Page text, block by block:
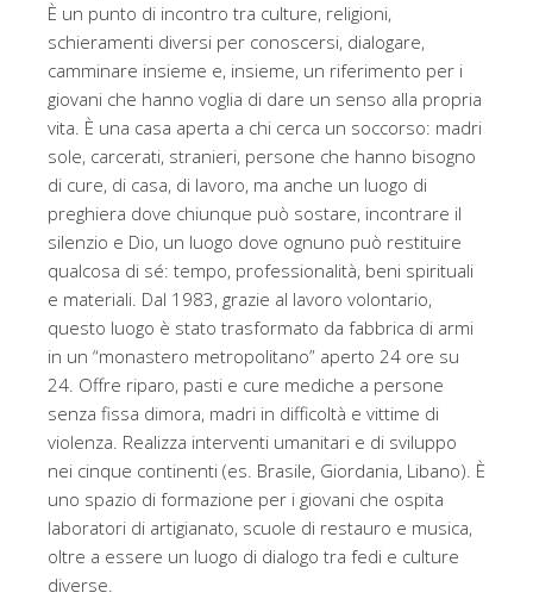
È un punto di incontro tra culture, religioni,
schieramenti diversi per conoscersi, dialogare,
camminare insieme e, insieme, un riferimento per i
giovani che hanno voglia di dare un senso alla propria
vita. È una casa aperta a chi cerca un soccorso: madri
sole, carcerati, stranieri, persone che hanno bisogno
di cure, di casa, di lavoro, ma anche un luogo di
preghiera dove chiunque può sostare, incontrare il
silenzio e Dio, un luogo dove ognuno può restituire
qualcosa di sé: tempo, professionalità, beni spirituali
e materiali. Dal 1983, grazie al lavoro volontario,
questo luogo è stato trasformato da fabbrica di armi
in un “monastero metropolitano” aperto 24 ore su
24. Offre riparo, pasti e cure mediche a persone
senza fissa dimora, madri in difficoltà e vittime di
violenza. Realizza interventi umanitari e di sviluppo
nei cinque continenti (es. Brasile, Giordania, Libano). È
uno spazio di formazione per i giovani che ospita
laboratori di artigianato, scuole di restauro e musica,
oltre a essere un luogo di dialogo tra fedi e culture
diverse.